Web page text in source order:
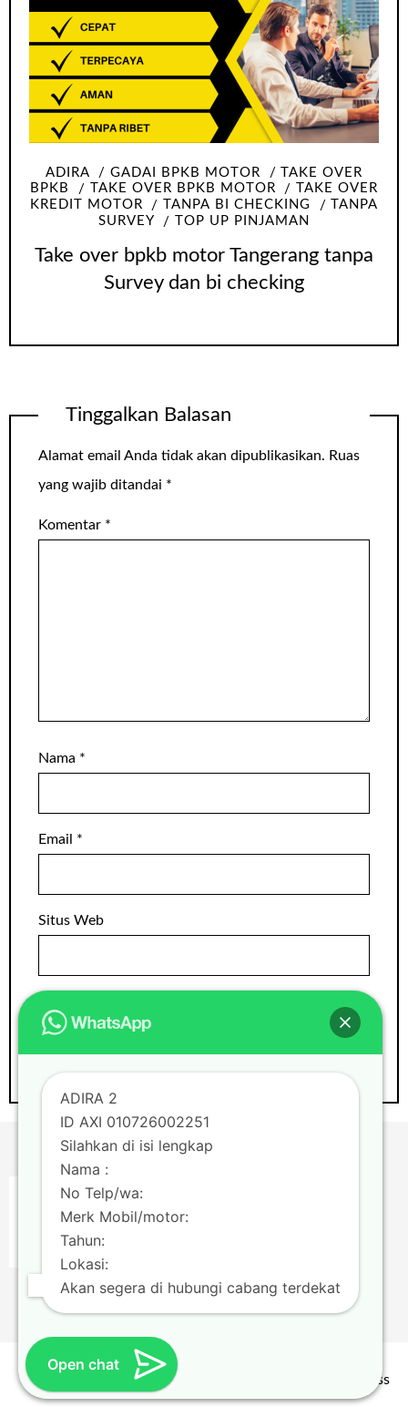
ADIRA GADAI BPKB MOTOR
TAKE OVER
BPKB
TAKE OVER BPKB MOTOR
TAKE OVER
KREDIT MOTOR
TANPA BI CHECKING
TANPA
SURVEY
TOP UP PINJAMAN
Take over bpkb motor Tangerang tanpa
Survey dan bi checking
Tinggalkan Balasan
Alamat email Anda tidak akan dipublikasikan. Ruas
yang wajib ditandai *
Komentar *
Nama *
Email *
Situs Web
Theme by Scissor Themes WordPress
ADIRA 2
ID AXI 010726002251
Silahkan di isi lengkap
Nama :
No Telp/wa:
Merk Mobil/motor:
Tahun:
Lokasi:
Akan segera di hubungi cabang terdekat
Open chat